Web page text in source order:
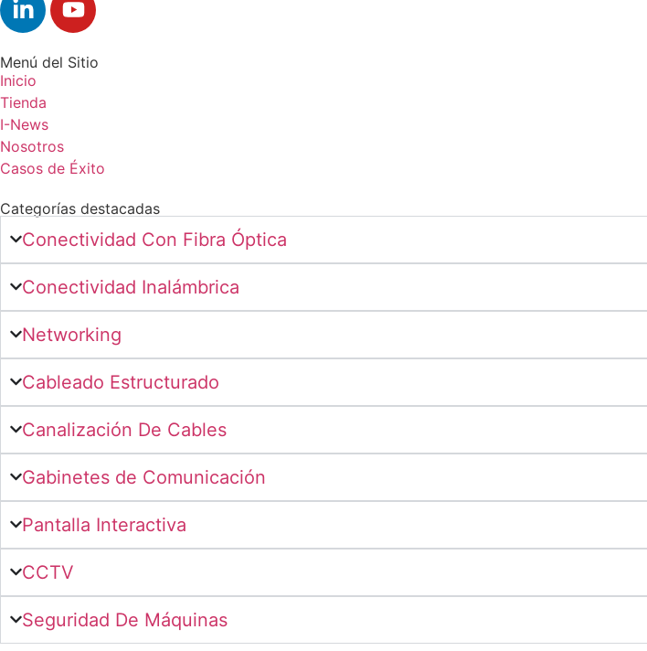
Menú del Sitio
Inicio
Tienda
I-News
Nosotros
Casos de Éxito
Categorías destacadas
Conectividad Con Fibra Óptica
Conectividad Inalámbrica
Networking
Cableado Estructurado
Canalización De Cables
Gabinetes de Comunicación
Pantalla Interactiva
CCTV
Seguridad De Máquinas